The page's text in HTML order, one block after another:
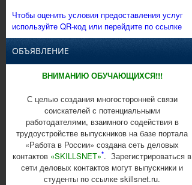
Чтобы оценить условия предоставления услуг
используйте QR-код или перейдите по ссылке
ОБЪЯВЛЕНИЕ
ВНИМАНИЮ ОБУЧАЮЩИХСЯ!!!
С целью создания многосторонней связи
соискателей с потенциальными
работодателями, взаимного содействия в
трудоустройстве выпускников на базе портала
«Работа в России» создана сеть деловых
контактов «SKILLSNET»*. Зарегистрироваться в
сети деловых контактов могут выпускники и
студенты по ссылке skillsnet.ru.